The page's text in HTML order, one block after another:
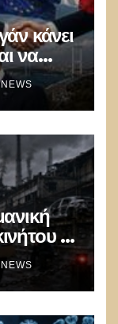
κάνει
να
–
και